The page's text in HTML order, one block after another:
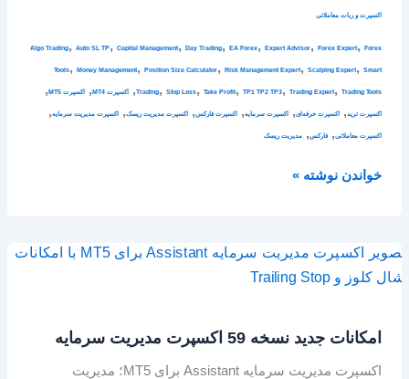
اکسپرت و ربات معاملاتی
Algo Trading,Auto SL TP,Capital Management,Day Trading,EA Forex,Expert Advisor,Forex Expert,Forex
Tools,Money Management,Position Size Calculator,Risk Management Expert,Scalping Expert,Smart
Trading,Stop Loss,Take Profit,TP1 TP2 TP3,Trading Expert,Trading Tools
, اکسپرت MT4 , اکسپرت MT5 ,
اکسپرت ترید , اکسپرت حرفه‌ای, اکسپرت سرمایه, اکسپرت فارکس, اکسپرت مدیریت ریسک, اکسپرت مدیریت سرمایه,
اکسپرت معاملاتی, فارکس, مدیریت ریسک
خواندن نوشته »
امکانات جدید نسخه 59 اکسپرت مدیریت سرمایه
اکسپرت مدیریت سرمایه Assistant برای MT5؛ مدیریت
امکانات
جدید
اکسپرت
مدیریت